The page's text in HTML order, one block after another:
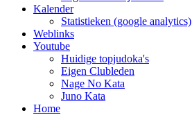
Kalender
Statistieken (google analytics)
Weblinks
Youtube
Huidige topjudoka's
Eigen Clubleden
Nage No Kata
Juno Kata
Home